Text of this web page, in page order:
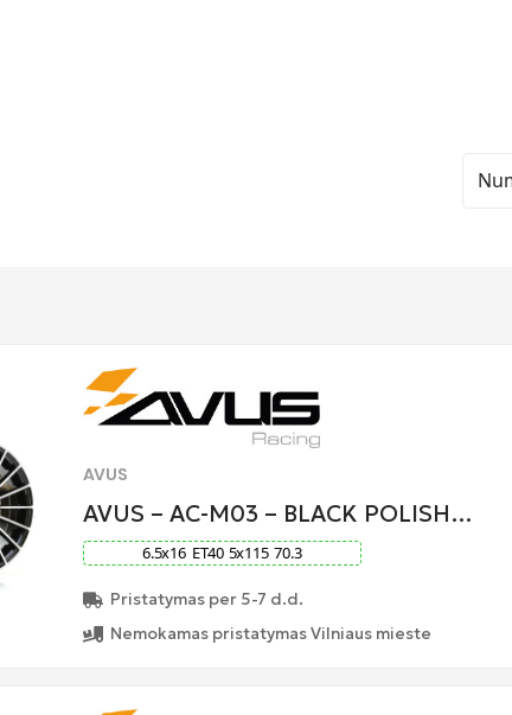
AVUS
AVUS – AC-M03 – BLACK POLISH…
6.5x16 ET40 5x115 70.3
Pristatymas per 5-7 d.d.
Nemokamas pristatymas Vilniaus mieste